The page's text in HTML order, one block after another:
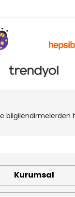
bilgilendirmelerden
Kurumsal